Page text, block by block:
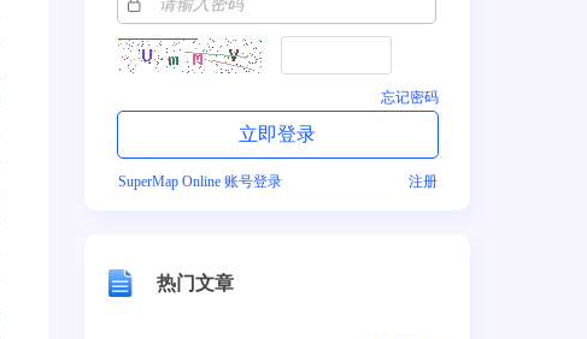
忘记密码
SuperMap Online 账号登录 注册
热门文章